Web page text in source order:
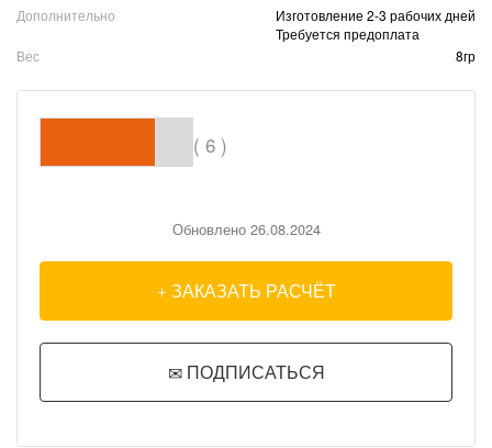
Дополнительно
Изготовление 2-3 рабочих дней
Требуется предоплата
Вес
8гр
( 6 )
Обновлено 26.08.2024
ЗАКАЗАТЬ РАСЧЁТ
ПОДПИСАТЬСЯ